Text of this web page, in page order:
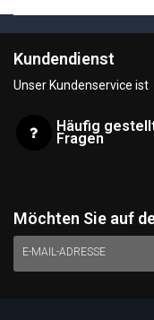
Kundendienst
Unser Kundenservice ist
Häufig
Fragen
Möchten Sie auf
E-MAIL-ADRESSE